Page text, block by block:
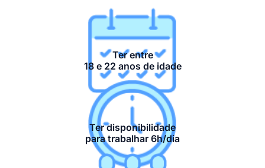
Ter entre
18 e 22 anos de idade
Ter disponibilidade
para trabalhar 6h/dia